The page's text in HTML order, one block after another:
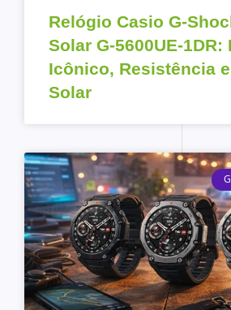
Relógio Casio G-
Solar G-5600UE-1DR:
Icônico, Resistência
Solar